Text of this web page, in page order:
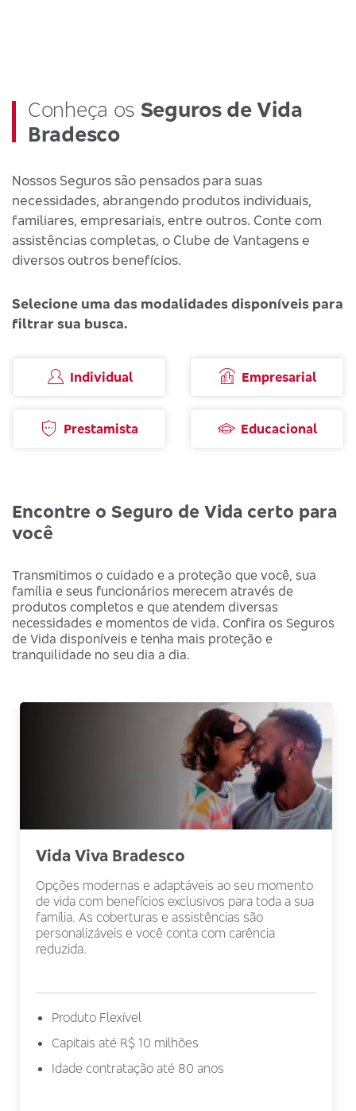
Conheça os Seguros de Vida
Bradesco
Nossos Seguros são pensados para suas
necessidades, abrangendo produtos individuais,
familiares, empresariais, entre outros. Conte com
assistências completas, o Clube de Vantagens e
diversos outros benefícios.
Selecione uma das modalidades disponíveis para
filtrar sua busca.
Individual Empresarial
Prestamista Educacional
Encontre o Seguro de Vida certo para
você
Transmitimos o cuidado e a proteção que você, sua
família e seus funcionários merecem através de
produtos completos e que atendem diversas
necessidades e momentos de vida. Confira os Seguros
de Vida disponíveis e tenha mais proteção e
tranquilidade no seu dia a dia.
Vida Viva Bradesco
Opções modernas e adaptáveis ao seu momento
de vida com benefícios exclusivos para toda a sua
família. As coberturas e assistências são
personalizáveis e você conta com carência
reduzida.
Produto Flexível
Capitais até R$ 10 milhões
Idade contratação até 80 anos